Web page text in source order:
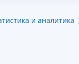
и аналитика